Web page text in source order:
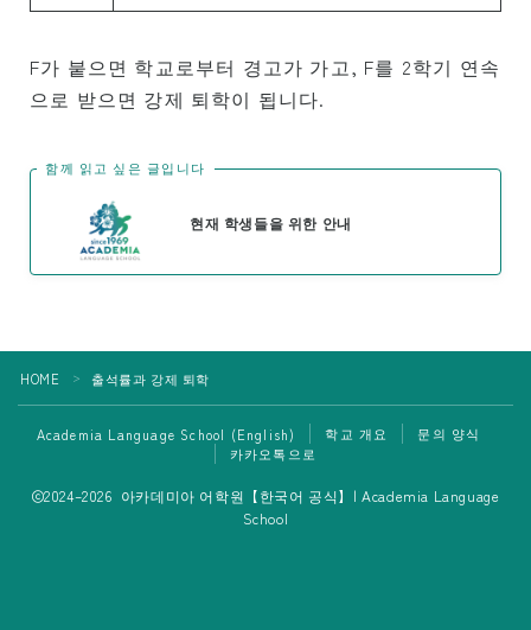
Follow Me
F가 붙으면 학교로부터 경고가 가고, F를 2학기 연속
으로 받으면 강제 퇴학이 됩니다.
함께 읽고 싶은 글입니다
현재 학생들을 위한 안내
HOME ＞ 출석률과 강제 퇴학
Academia Language School (English) 학교 개요
문의 양식
카카오톡으로
2024–2026 아카데미아 어학원【한국어 공식】| Academia Language
School